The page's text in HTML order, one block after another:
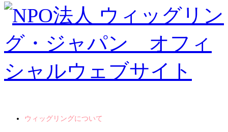
ウィッグリングについて